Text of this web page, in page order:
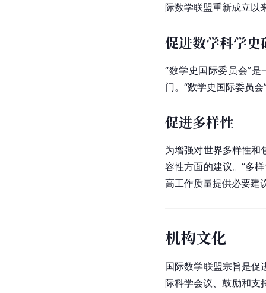
际数学联盟重新成立以
促进数学科学史
“数学史国际委员会”
门。“数学史国际委员
促进多样性
为增强对世界多样性和
容性方面的建议。“多
高工作质量提供必要建
机构文化
国际数学联盟宗旨是促
际科学会议、鼓励和支